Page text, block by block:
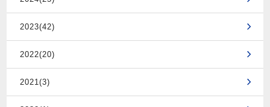
2023(42)
2022(20)
2021(3)